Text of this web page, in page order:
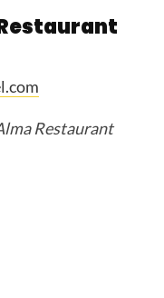
Restaurant